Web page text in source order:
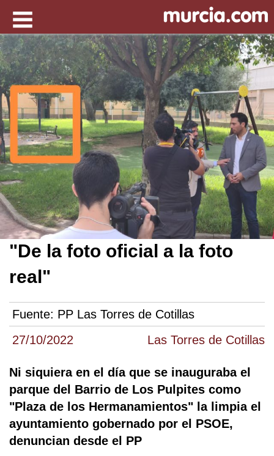
27/10/2022 Las Torres de Cotillas
"De la foto oficial a la foto
real"
Fuente: PP Las Torres de Cotillas
Ni siquiera en el día que se inauguraba el
parque del Barrio de Los Pulpites como
"Plaza de los Hermanamientos" la limpia el
ayuntamiento gobernado por el PSOE,
denuncian desde el PP